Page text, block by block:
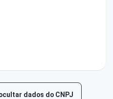
dados do CNPJ